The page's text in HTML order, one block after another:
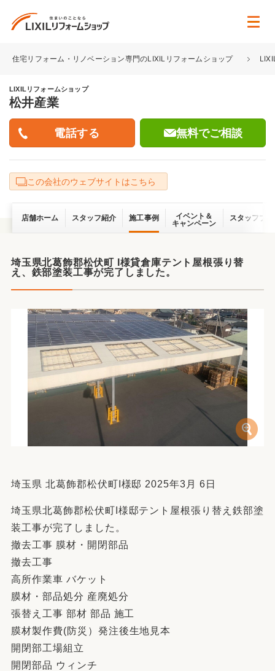
住宅リフォーム・リノベーション専門のLIXILリフォームショップ
LIXILリフォームショップ
松井産業
無料でご相談
この会社のウェブサイトはこちら
店舗ホーム スタッフ紹介 施工事例
イベント＆
キャンペーン
スタッフブ
埼玉県北葛飾郡松伏町 I様貸倉庫テント屋根張り替
え、鉄部塗装工事が完了しました。
埼玉県 北葛飾郡松伏町I様邸 2025年3月 6日
埼玉県北葛飾郡松伏町I様邸テント屋根張り替え鉄部塗
装工事が完了しました。
撤去工事 膜材・開閉部品
撤去工事
高所作業車 バケット
膜材・部品処分 産廃処分
張替え工事 部材 部品 施工
膜材製作費(防災）発注後生地見本
開閉部工場組立
開閉部品 ウィンチ